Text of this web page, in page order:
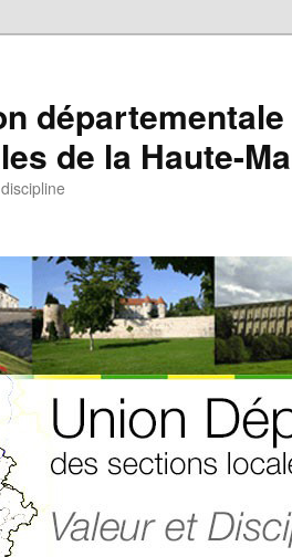
de la Haute-